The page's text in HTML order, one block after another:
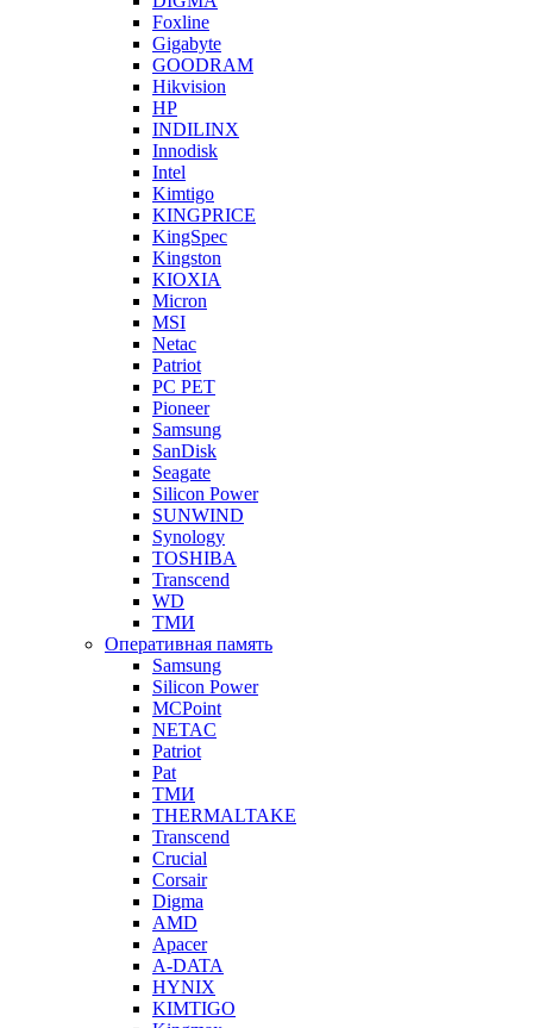
Foxline
Gigabyte
GOODRAM
Hikvision
HP
INDILINX
Innodisk
Intel
Kimtigo
KINGPRICE
KingSpec
Kingston
KIOXIA
Micron
MSI
Netac
Patriot
PC PET
Pioneer
Samsung
SanDisk
Seagate
Silicon Power
SUNWIND
Synology
TOSHIBA
Transcend
WD
ТМИ
Оперативная память
Samsung
Silicon Power
MCPoint
NETAC
Patriot
Pat
ТМИ
THERMALTAKE
Transcend
Crucial
Corsair
Digma
AMD
Apacer
A-DATA
HYNIX
KIMTIGO